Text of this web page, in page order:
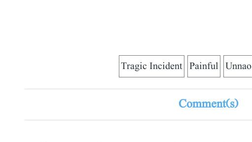
Unnao
Painful
Tragic Incident
Comment(s)